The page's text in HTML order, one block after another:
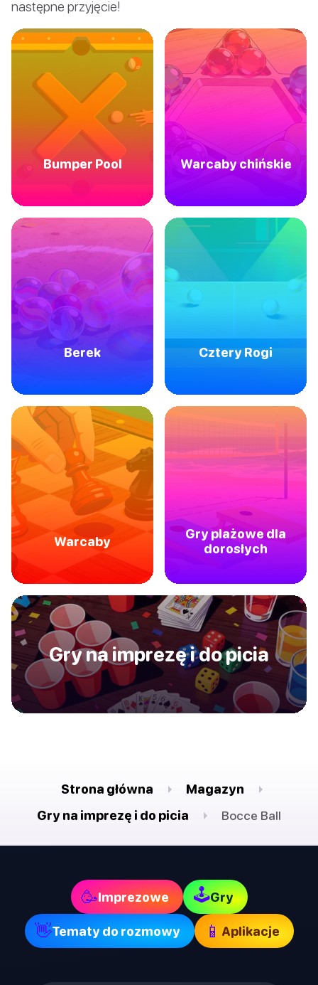
następne przyjęcie!
Bumper Pool Warcaby chińskie
Berek Cztery Rogi
Warcaby
Gry plażowe dla
dorosłych
Gry na imprezę i do picia
Strona główna
Magazyn
Gry na imprezę i do picia
Bocce Ball
🥳Imprezowe 🕹Gry
👋Tematy do rozmowy 📱 Aplikacje